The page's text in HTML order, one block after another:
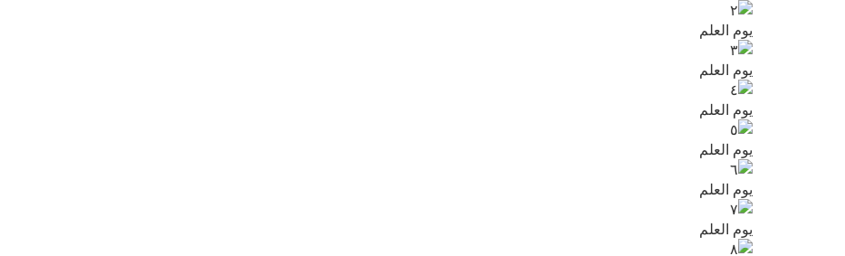
يوم العلم
يوم العلم
يوم العلم
يوم العلم
يوم العلم
يوم العلم